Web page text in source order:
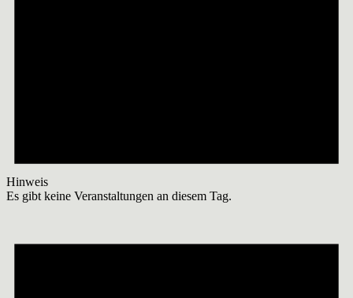
Hinweis
Es gibt keine Veranstaltungen an diesem Tag.